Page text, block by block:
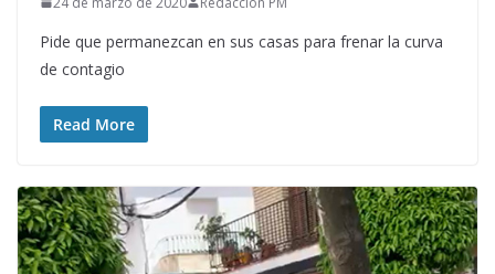
Pide que permanezcan en sus casas para frenar la curva
de contagio
Read More